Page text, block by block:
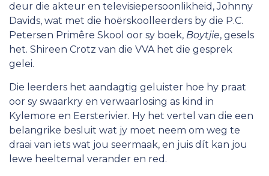
deur die akteur en televisiepersoonlikheid, Johnny
Davids, wat met die hoërskoolleerders by die P.C.
Petersen Primêre Skool oor sy boek, Boytjie, gesels
het. Shireen Crotz van die VVA het die gesprek
gelei.
Die leerders het aandagtig geluister hoe hy praat
oor sy swaarkry en verwaarlosing as kind in
Kylemore en Eersterivier. Hy het vertel van die een
belangrike besluit wat jy moet neem om weg te
draai van iets wat jou seermaak, en juis dít kan jou
lewe heeltemal verander en red.